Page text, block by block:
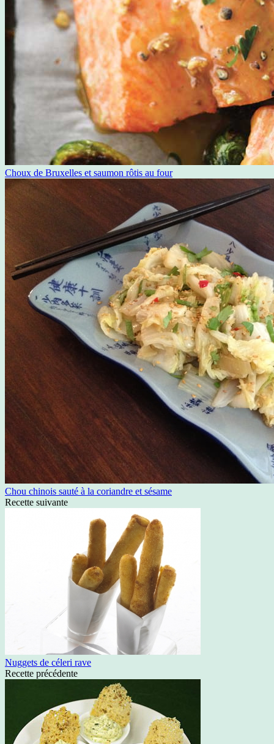
Choux de Bruxelles et saumon rôtis au four
Chou chinois sauté à la coriandre et sésame
Recette suivante
Nuggets de céleri rave
Recette précédente